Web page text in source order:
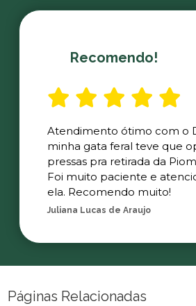
Recomendo!
Atendimento ótimo com o
minha gata feral teve que
pressas pra retirada da
Foi muito paciente e
ela. Recomendo muito!
Juliana Lucas de Araujo
Páginas Relacionadas